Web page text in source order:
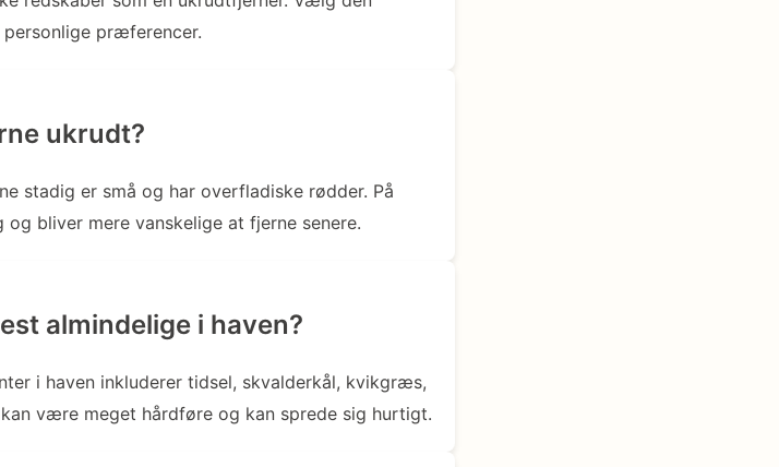
præferencer.
ukrudt?
stadig er små og har overfladiske rødder. På
bliver mere vanskelige at fjerne senere.
almindelige i haven?
i haven inkluderer tidsel, skvalderkål, kvikgræs,
være meget hårdføre og kan sprede sig hurtigt.